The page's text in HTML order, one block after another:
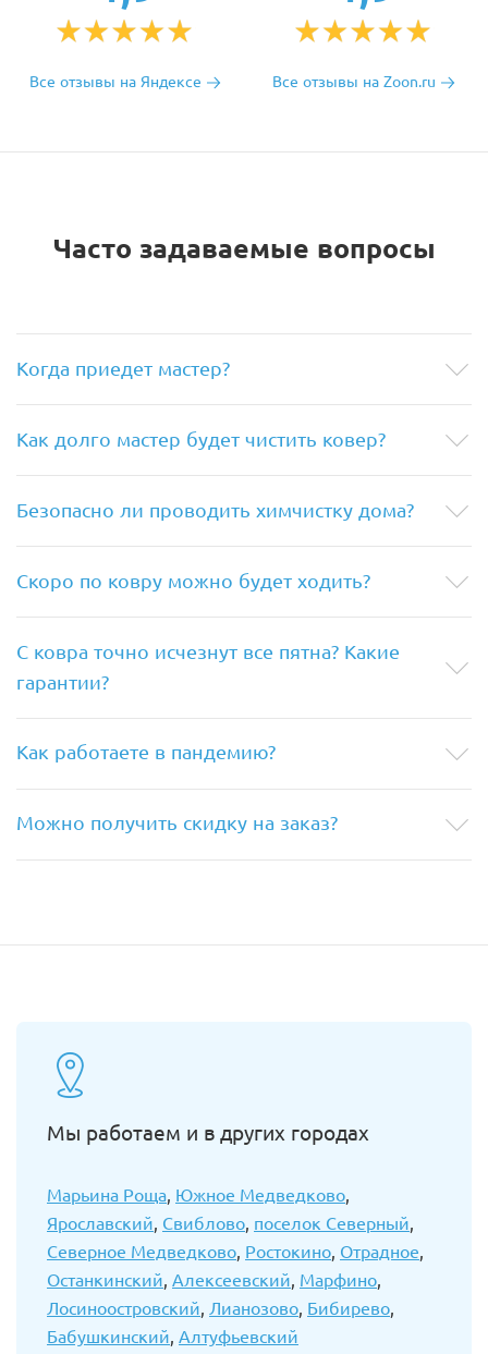
Все отзывы на Яндексе Все отзывы на Zoon.ru
Часто задаваемые вопросы
Когда приедет мастер?
Как долго мастер будет чистить ковер?
Безопасно ли проводить химчистку дома?
Скоро по ковру можно будет ходить?
С ковра точно исчезнут все пятна? Какие
гарантии?
Как работаете в пандемию?
Можно получить скидку на заказ?
Мы работаем и в других городах
Марьина Роща, Южное Медведково,
Ярославский, Свиблово, поселок Северный,
Северное Медведково, Ростокино, Отрадное,
Останкинский, Алексеевский, Марфино,
Лосиноостровский, Лианозово, Бибирево,
Бабушкинский, Алтуфьевский